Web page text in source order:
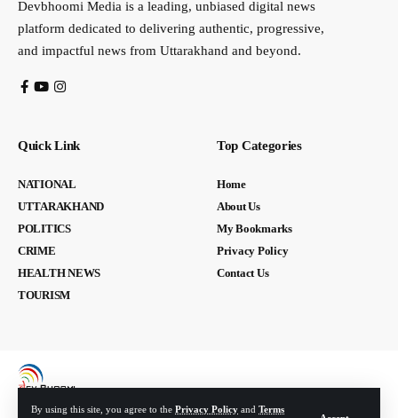
By using this site, you agree to the Privacy Policy and Terms
Devbhoomi Media is a leading, unbiased digital news
platform dedicated to delivering authentic, progressive,
and impactful news from Uttarakhand and beyond.
Quick Link
NATIONAL
UTTARAKHAND
POLITICS
CRIME
HEALTH NEWS
TOURISM
Top Categories
Home
About Us
My Bookmarks
Privacy Policy
Contact Us